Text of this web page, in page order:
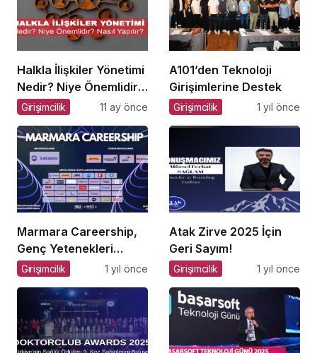
Halkla İlişkiler Yönetimi
Nedir? Niye Önemlidir?
Halkla İlişkiler Yönetimi
Girişimcilik 11 ay önce
A101’den Teknoloji
Girişimlerine Destek
Girişimcilik 1 yıl önce
Marmara Careership,
Genç Yetenekleri
Geleceğin İş
Buluşturuyor!
Girişimcilik 1 yıl önce
Atak Zirve 2025 İçin
Geri Sayım!
Girişimcilik 1 yıl önce